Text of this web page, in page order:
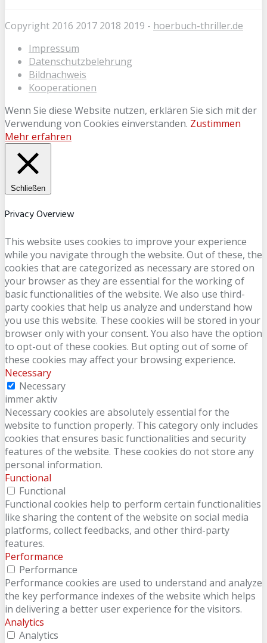
Copyright 2016 2017 2018 2019 - hoerbuch-thriller.de
Impressum
Datenschutzbelehrung
Bildnachweis
Kooperationen
Wenn Sie diese Website nutzen, erklären Sie sich mit der
Verwendung von Cookies einverstanden. Zustimmen
Mehr erfahren
Schließen
Privacy Overview
This website uses cookies to improve your experience
while you navigate through the website. Out of these, the
cookies that are categorized as necessary are stored on
your browser as they are essential for the working of
basic functionalities of the website. We also use third-
party cookies that help us analyze and understand how
you use this website. These cookies will be stored in your
browser only with your consent. You also have the option
to opt-out of these cookies. But opting out of some of
these cookies may affect your browsing experience.
Necessary
Necessary
immer aktiv
Necessary cookies are absolutely essential for the
website to function properly. This category only includes
cookies that ensures basic functionalities and security
features of the website. These cookies do not store any
personal information.
Functional
Functional
Functional cookies help to perform certain functionalities
like sharing the content of the website on social media
platforms, collect feedbacks, and other third-party
features.
Performance
Performance
Performance cookies are used to understand and analyze
the key performance indexes of the website which helps
in delivering a better user experience for the visitors.
Analytics
Analytics